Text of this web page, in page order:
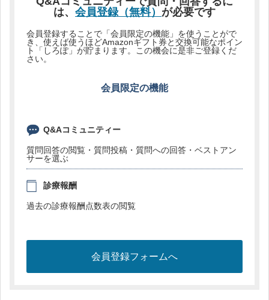
は、 会員登録（無料） が必要です
会員登録することで「会員限定の機能」を使うことがで
き、使えば使うほどAmazonギフト券と交換可能なポイン
ト「しろぽ」が貯まります。この機会に是非ご登録くだ
さい。
会員限定の機能
Q&Aコミュニティー
質問回答の閲覧・質問投稿・質問への回答・ベストアン
サーを選ぶ
診療報酬
過去の診療報酬点数表の閲覧
会員登録フォームへ